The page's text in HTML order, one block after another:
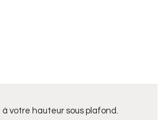
votre hauteur sous plafond.